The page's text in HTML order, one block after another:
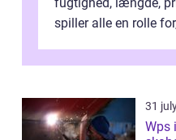
spiller alle en rolle
31
Wps